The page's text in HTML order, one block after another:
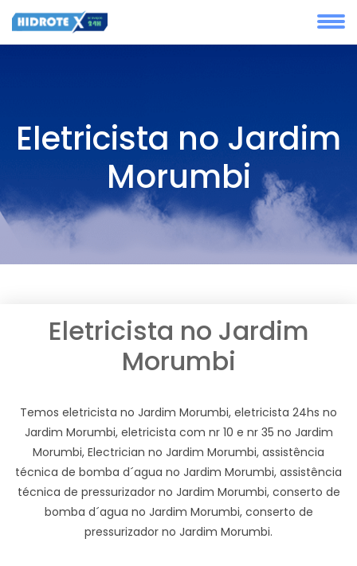
Eletricista no Jardim
Morumbi
Eletricista no Jardim
Morumbi
Temos eletricista no Jardim Morumbi, eletricista 24hs no
Jardim Morumbi, eletricista com nr 10 e nr 35 no Jardim
Morumbi, Electrician no Jardim Morumbi, assistência
técnica de bomba d´agua no Jardim Morumbi, assistência
técnica de pressurizador no Jardim Morumbi, conserto de
bomba d´agua no Jardim Morumbi, conserto de
pressurizador no Jardim Morumbi.